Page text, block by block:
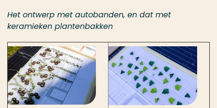
Het ontwerp met autobanden, en dat met
keramieken plantenbakken